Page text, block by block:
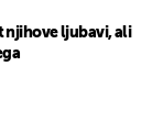
njihove ljubavi, ali